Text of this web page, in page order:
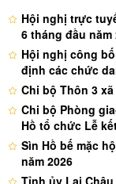
chí La Thanh
Hội nghị trực
6 tháng đầu năm
Hội nghị công
định các chức
Chi bộ Thôn 3
Chi bộ Phòng
Hồ tổ chức Lễ
Sìn Hồ bế mặc
năm 2026